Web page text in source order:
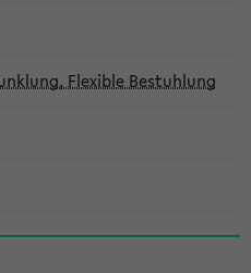
Flexible Bestuhlung